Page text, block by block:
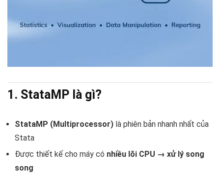
1. StataMP là gì?
StataMP (Multiprocessor) là phiên bản nhanh nhất của
Stata
Được thiết kế cho máy có nhiều lõi CPU → xử lý song
song